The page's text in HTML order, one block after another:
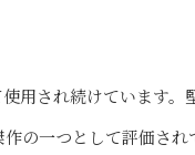
用され続けています
の一つとして評価され